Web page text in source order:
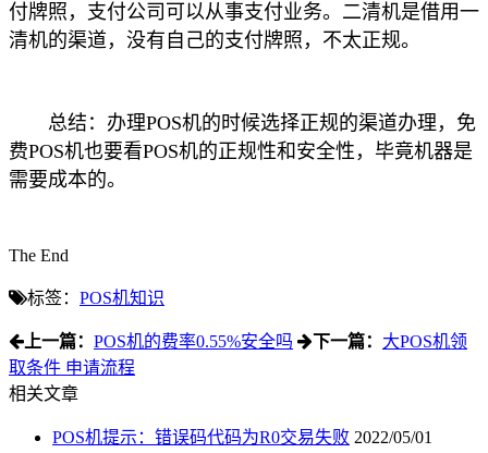
付牌照，支付公司可以从事支付业务。二清机是借用一
清机的渠道，没有自己的支付牌照，不太正规。
总结：办理POS机的时候选择正规的渠道办理，免
费POS机也要看POS机的正规性和安全性，毕竟机器是
需要成本的。
The End
标签： POS机知识
上一篇： POS机的费率0.55%安全吗 下一篇： 大POS机领
取条件 申请流程
相关文章
POS机提示：错误码代码为R0交易失败 2022/05/01